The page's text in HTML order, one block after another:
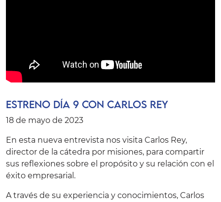
ESTRENO Día 9 con Carlos Rey
18 de mayo de 2023
En esta nueva entrevista nos visita Carlos Rey,
director de la cátedra por misiones, para compartir
sus reflexiones sobre el propósito y su relación con el
éxito empresarial.
A través de su experiencia y conocimientos, Carlos